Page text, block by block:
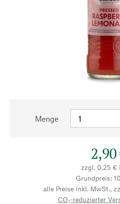
Menge
2,90
zzgl. 0,25 €
Grundpreis:
alle Preise inkl. MwSt.,
CO₂-reduzierter